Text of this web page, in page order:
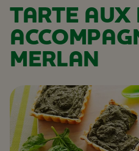
TARTE AUX
MERLAN